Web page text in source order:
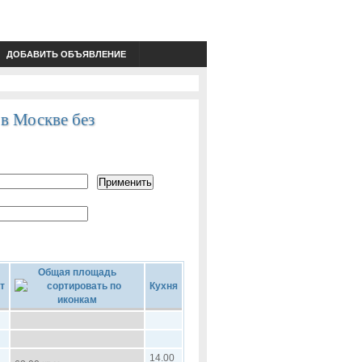
ДОБАВИТЬ ОБЪЯВЛЕНИЕ
Москве без
Общая площадь
Кухня
14.00